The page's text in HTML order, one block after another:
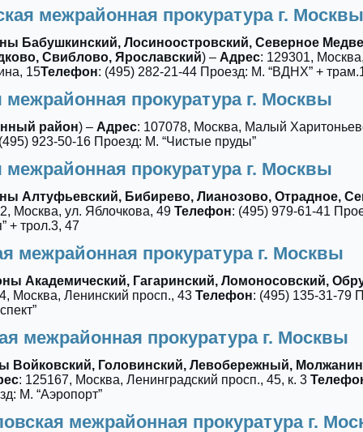
межрайонная прокуратура г. Москвы
Бабушкинский, Лосиноостровский, Северное
Свиблово, Ярославский) – Адрес: 129301,
15Телефон: (495) 282-21-44 Проезд: М. “ВДНХ” +
прокуратура г. Москвы
район) – Адрес: 107078, Москва, Малый
923-50-16 Проезд: М. “Чистые пруды”
прокуратура г. Москвы
Алтуфьевский, Бибирево, Лианозово, Отрадное,
Москва, ул. Яблочкова, 49 Телефон: (495) 979-61-41
+ трол.3, 47
межрайонная прокуратура г. Москвы
Академический, Гагаринский, Ломоносовский,
Москва, Ленинский просп., 43 Телефон: (495) 135-31-79
межрайонная прокуратура г. Москвы
Головинский, Левобережный,
: 125167, Москва, Ленинградский просп., 45, к. 3
М. “Аэропорт”
межрайонная прокуратура г.